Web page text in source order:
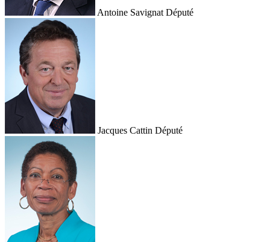
Antoine Savignat Député
Jacques Cattin Député